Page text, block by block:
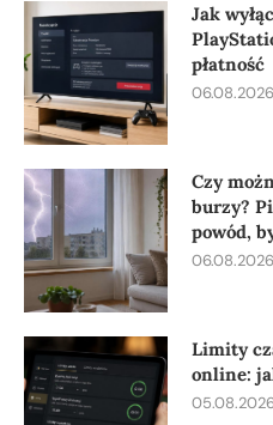
Jak
płatność
06.08.2026
Czy
burzy?
powód,
06.08.2026
Limity
online: